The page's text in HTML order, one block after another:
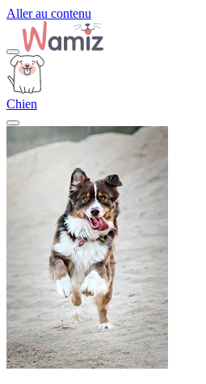
Aller au contenu
Chien